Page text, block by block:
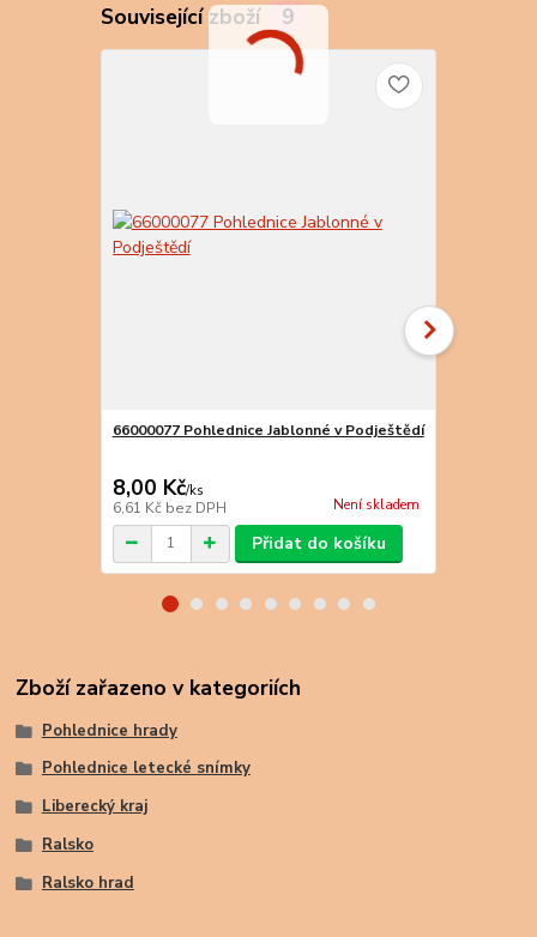
Související zboží 9
66000077 Pohlednice Jablonné v Podještědí
8,00 Kč/ks
6,61 Kč bez DPH Není skladem
Přidat do košíku
Zboží zařazeno v kategoriích
Pohlednice hrady
Pohlednice letecké snímky
Liberecký kraj
Ralsko
Ralsko hrad